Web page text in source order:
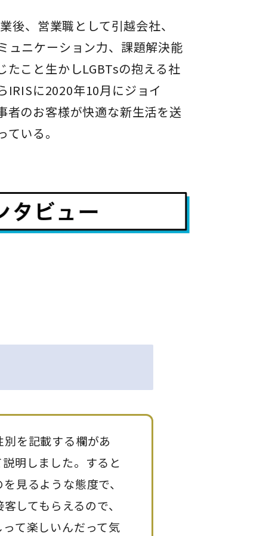
後、営業職として引越会社、
ュニケーション力、課題解決能
たこと生かしLGBTsの抱える社
IRISに2020年10月にジョイ
者のお客様が快適な新生活を送
いる。
を記載する欄があ
明しました。すると
見るような態度で、
してもらえるので、
て楽しいんだって気